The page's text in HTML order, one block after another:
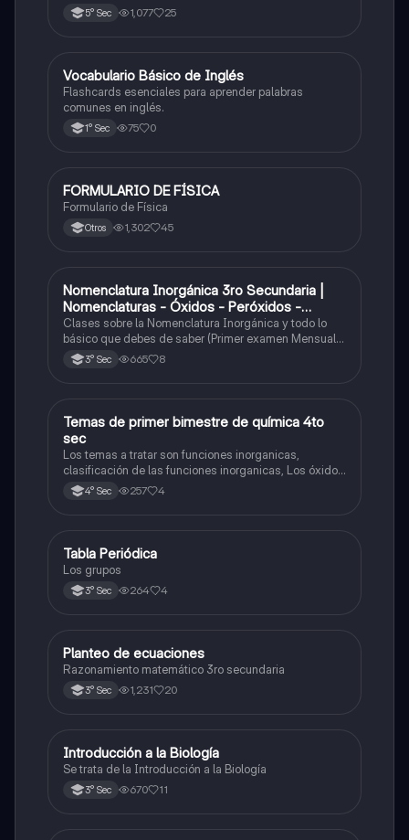
5° Sec 1,077 25
VInglés
Vocabulario Básico de Inglés
Flashcards esenciales para aprender palabras
comunes en inglés.
1° Sec 75 0
Física
FORMULARIO DE FÍSICA
Formulario de Física
Otros 1,302 45
Química
Nomenclatura Inorgánica 3ro Secundaria |
Nomenclaturas - Óxidos - Peróxidos -
Hidróxido o Bases
Clases sobre la Nomenclatura Inorgánica y todo lo
básico que debes de saber (Primer examen Mensual
2025)3° Sec 665 8
Química
Temas de primer bimestre de química 4to
sec
Los temas a tratar son funciones inorganicas,
clasificación de las funciones inorganicas, Los óxidos
y los óxidos ácidos
4° Sec 257 4
Química
Tabla Periódica
Los grupos
3° Sec 264 4
Matemáticas
Planteo de ecuaciones
Razonamiento matemático 3ro secundaria
3° Sec 1,231 20
Biología
Introducción a la Biología
Se trata de la Introducción a la Biología
3° Sec 670 11